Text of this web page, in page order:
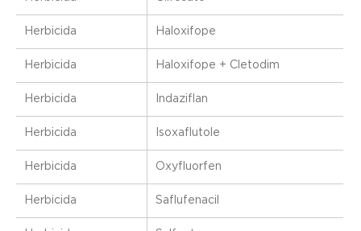
Herbicida Haloxifope
Herbicida Haloxifope + Cletodim
Herbicida Indaziflan
Herbicida Isoxaflutole
Herbicida Oxyfluorfen
Herbicida Saflufenacil